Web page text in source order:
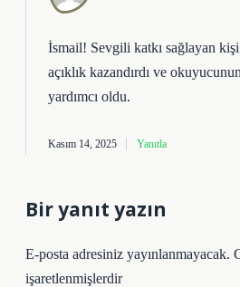
İsmail! Sevgili katkı sağlayan
açıklık kazandırdı ve okuyucunun
yardımcı oldu.
Kasım 14, 2025 Yanıtla
Bir yanıt yazın
E-posta adresiniz yayınlanmayacak.
işaretlenmişlerdir